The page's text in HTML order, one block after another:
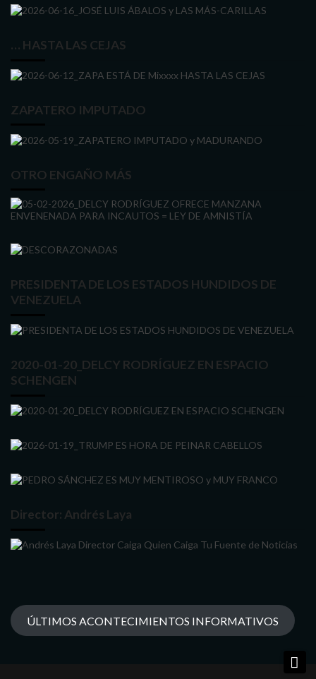
… HASTA LAS CEJAS
ZAPATERO IMPUTADO
OTRO ENGAÑO MÁS
PRESIDENTA DE LOS ESTADOS HUNDIDOS DE
VENEZUELA
2020-01-20_DELCY RODRÍGUEZ EN ESPACIO
SCHENGEN
Director: Andrés Laya
ÚLTIMOS ACONTECIMIENTOS INFORMATIVOS